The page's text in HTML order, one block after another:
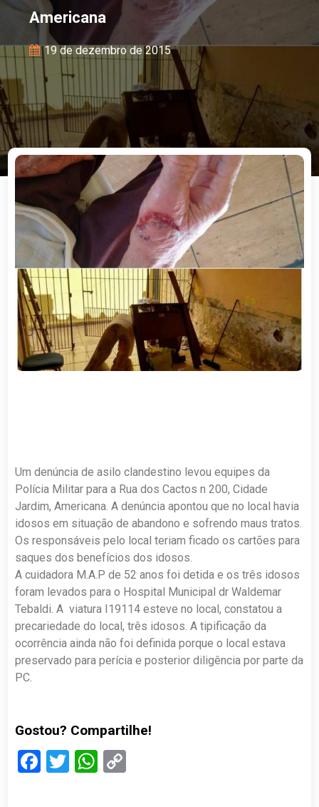
Americana
19 de dezembro de 2015
Um denúncia de asilo clandestino levou equipes da
Polícia Militar para a Rua dos Cactos n 200, Cidade
Jardim, Americana. A denúncia apontou que no local havia
idosos em situação de abandono e sofrendo maus tratos.
Os responsáveis pelo local teriam ficado os cartões para
saques dos benefícios dos idosos.
A cuidadora M.A.P de 52 anos foi detida e os três idosos
foram levados para o Hospital Municipal dr Waldemar
Tebaldi. A viatura I19114 esteve no local, constatou a
precariedade do local, três idosos. A tipificação da
ocorrência ainda não foi definida porque o local estava
preservado para perícia e posterior diligência por parte da
PC.
Gostou? Compartilhe!
Facebook
TwitterWhatsApp